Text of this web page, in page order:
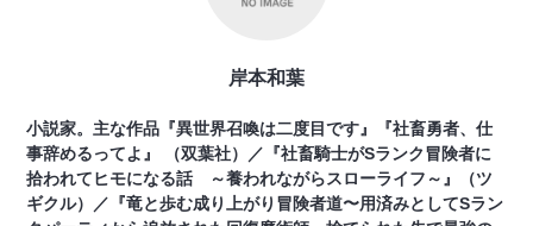
岸本和葉
小説家。主な作品『異世界召喚は二度目です』『社畜勇者、仕
事辞めるってよ』 （双葉社）／『社畜騎士がSランク冒険者に
拾われてヒモになる話 ～養われながらスローライフ～』（ツ
ギクル）／『竜と歩む成り上がり冒険者道〜用済みとしてSラン